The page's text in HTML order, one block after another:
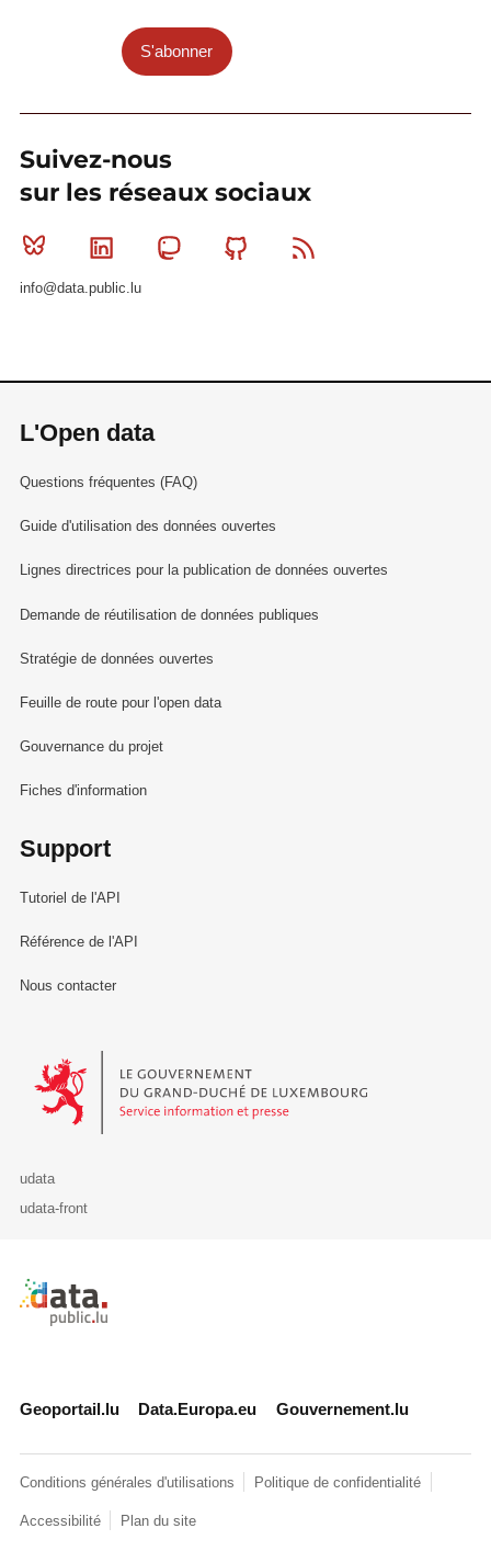
S'abonner
Suivez-nous
sur les réseaux sociaux
Bluesky Linkedin MastodonGithub
info@data.public.lu
L'Open data
Questions fréquentes (FAQ)
Guide d'utilisation des données ouvertes
Lignes directrices pour la publication de données ouvertes
Demande de réutilisation de données publiques
Stratégie de données ouvertes
Feuille de route pour l'open data
Gouvernance du projet
Fiches d'information
Support
Tutoriel de l'API
Référence de l'API
Nous contacter
Le Gouvernement du Grand-Duché de Luxembourg - Service
udata
udata-front
Retour à l'accueil de data.public.lu
Geoportail.lu Data.Europa.eu Gouvernement.lu
Conditions générales d'utilisations Politique de confidentialité
Accessibilité Plan du site